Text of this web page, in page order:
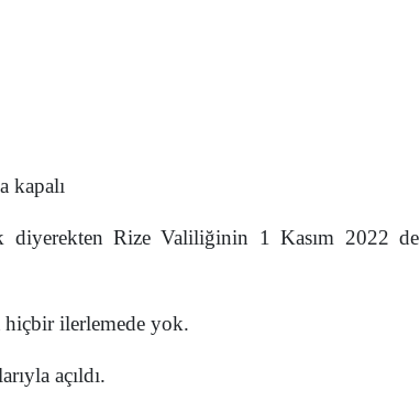
Rize Valiliğinin 1 Kasım 2022 de
ilerlemede yok.
açıldı.